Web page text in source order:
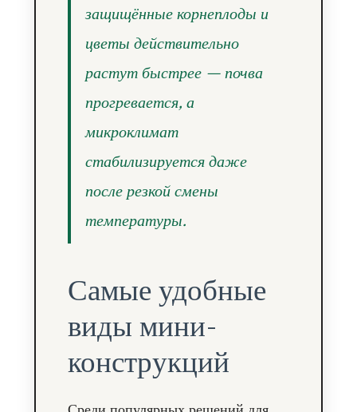
защищённые корнеплоды и
цветы действительно
растут быстрее — почва
прогревается, а
микроклимат
стабилизируется даже
после резкой смены
температуры.
Самые удобные
виды мини-
конструкций